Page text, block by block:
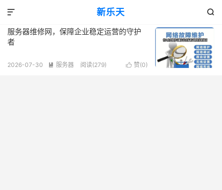
新乐天 
 共 1 篇文章
服务器维修网，保障企业稳定运营的守护
者
 赞(0)
2026-07-30  服务器 阅读(279)